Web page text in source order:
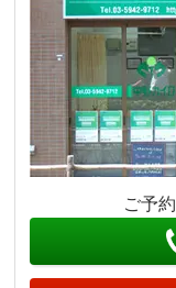
ご予